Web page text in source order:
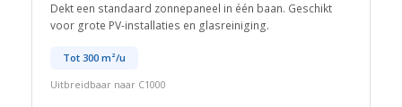
Dekt een standaard zonnepaneel in één baan. Geschikt
voor grote PV-installaties en glasreiniging.
Tot 300 m²/u
Uitbreidbaar naar C1000